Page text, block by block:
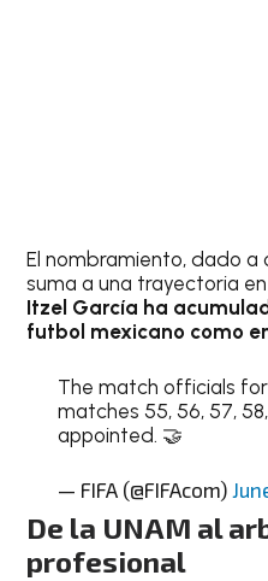
El nombramiento, dado a
suma a una trayectoria
Itzel García ha
futbol mexicano como
The match officials for
matches 55, 56, 57,
appointed. 🤝
— FIFA (@FIFAcom)
De la UNAM al
profesional